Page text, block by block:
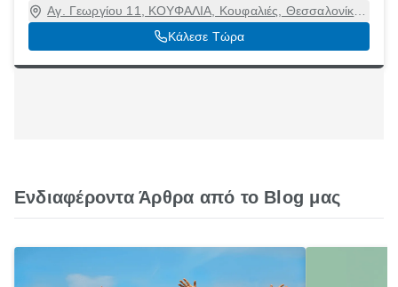
Αγ. Γεωργίου 11, ΚΟΥΦΑΛΙΑ, Κουφαλιές, Θεσσαλονίκη,
57100
Κάλεσε Τώρα
Ενδιαφέροντα Άρθρα από το Blog μας